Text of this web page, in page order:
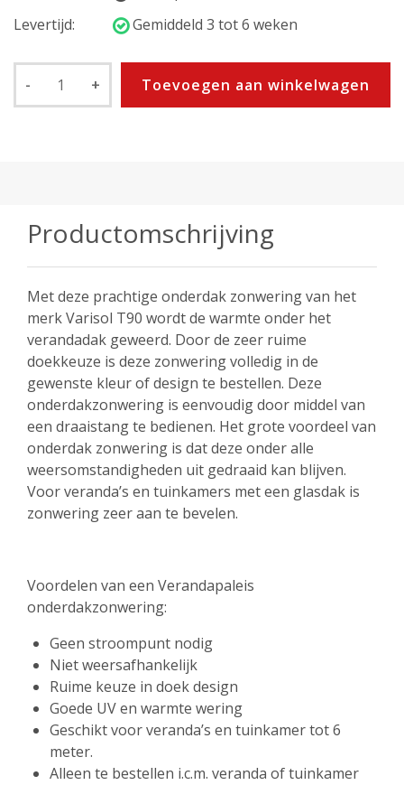
Levertijd:
Gemiddeld 3 tot 6 weken
- + Toevoegen aan winkelwagen
Productomschrijving
Met deze prachtige onderdak zonwering van het
merk Varisol T90 wordt de warmte onder het
verandadak geweerd. Door de zeer ruime
doekkeuze is deze zonwering volledig in de
gewenste kleur of design te bestellen. Deze
onderdakzonwering is eenvoudig door middel van
een draaistang te bedienen. Het grote voordeel van
onderdak zonwering is dat deze onder alle
weersomstandigheden uit gedraaid kan blijven.
Voor veranda’s en tuinkamers met een glasdak is
zonwering zeer aan te bevelen.
Voordelen van een Verandapaleis
onderdakzonwering:
Geen stroompunt nodig
Niet weersafhankelijk
Ruime keuze in doek design
Goede UV en warmte wering
Geschikt voor veranda’s en tuinkamer tot 6
meter.
Alleen te bestellen i.c.m. veranda of tuinkamer